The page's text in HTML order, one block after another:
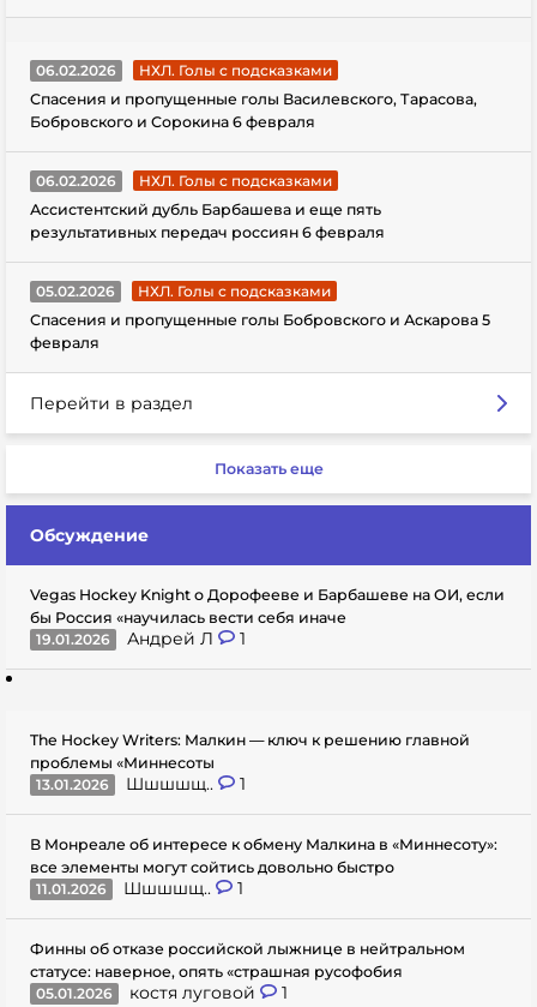
06.02.2026
НХЛ. Голы с подсказками
Спасения и пропущенные голы Василевского, Тарасова,
Бобровского и Сорокина 6 февраля
06.02.2026
НХЛ. Голы с подсказками
Ассистентский дубль Барбашева и еще пять
результативных передач россиян 6 февраля
05.02.2026
НХЛ. Голы с подсказками
Спасения и пропущенные голы Бобровского и Аскарова 5
февраля
Перейти в раздел
Показать еще
Обсуждение
Vegas Hockey Knight о Дорофееве и Барбашеве на ОИ, если
бы Россия «научилась вести себя иначе
19.01.2026
Андрей Л 1
The Hockey Writers: Малкин — ключ к решению главной
проблемы «Миннесоты
13.01.2026
Шшшшщ.. 1
В Монреале об интересе к обмену Малкина в «Миннесоту»:
все элементы могут сойтись довольно быстро
11.01.2026
Шшшшщ.. 1
Финны об отказе российской лыжнице в нейтральном
статусе: наверное, опять «страшная русофобия
05.01.2026
костя луговой 1